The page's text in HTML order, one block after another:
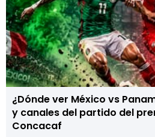
¿Dónde ver México vs
y canales del partido del
Concacaf